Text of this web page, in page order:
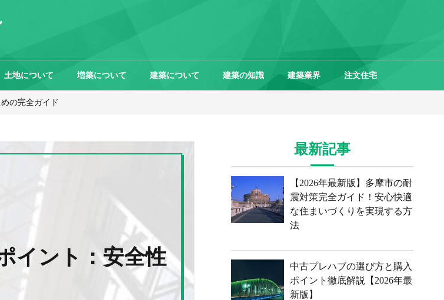
土地について 増築について 建築について 建築の知識 建築業界 注文住宅
の完全ガイド
イント：安全性
最新記事
【2026年最新版】多摩市の耐
震対策完全ガイド！安心快適
な住まいづくりを実現する方
法
中古プレハブの選び方と購入
ポイント徹底解説【2026年最
新版】